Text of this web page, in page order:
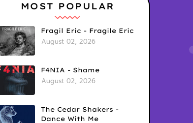
MOST POPULAR
Fragil Eric - Fragile Eric
August 02, 2026
F4NIA - Shame
August 02, 2026
The Cedar Shakers -
Dance With Me